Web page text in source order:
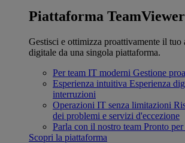
Piattaforma
Gestisci e ottimizza proattivamente il tuo
digitale da una singola piattaforma.
Per team IT moderni Gestione
Esperienza intuitiva Esperienza
interruzioni
Operazioni IT senza limitazioni
dei problemi e servizi d'eccezione
Parla con il nostro team Pronto
Scopri la piattaforma